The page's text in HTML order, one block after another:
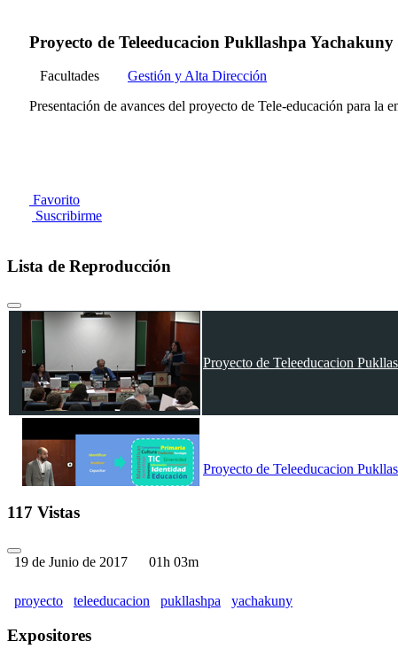
Proyecto de Teleeducacion Pukllashpa Yachakuny
Facultades
Gestión y Alta Dirección
Presentación de avances del proyecto de Tele-educación para la
Favorito
Suscribirme
Lista de Reproducción
Proyecto de Teleeducacion
Proyecto de Teleeducacion
117 Vistas
19 de Junio de 2017 01h 03m
proyecto teleeducacion pukllashpa yachakuny
Expositores